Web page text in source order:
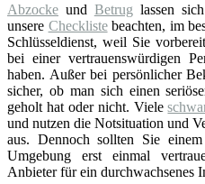
Abzocke und Betrug lassen
unsere Checklistebeachten, im
Schlüsseldienst, weil Sie
bei einer vertrauenswürdigen
haben. Außer bei persönlicher
sicher, ob man sich einen
geholt hat oder nicht. Viele
und nutzen die Notsituation und
aus. Dennoch sollten Sie einem
Umgebung erst einmal
Anbieter für ein durchwachsenes